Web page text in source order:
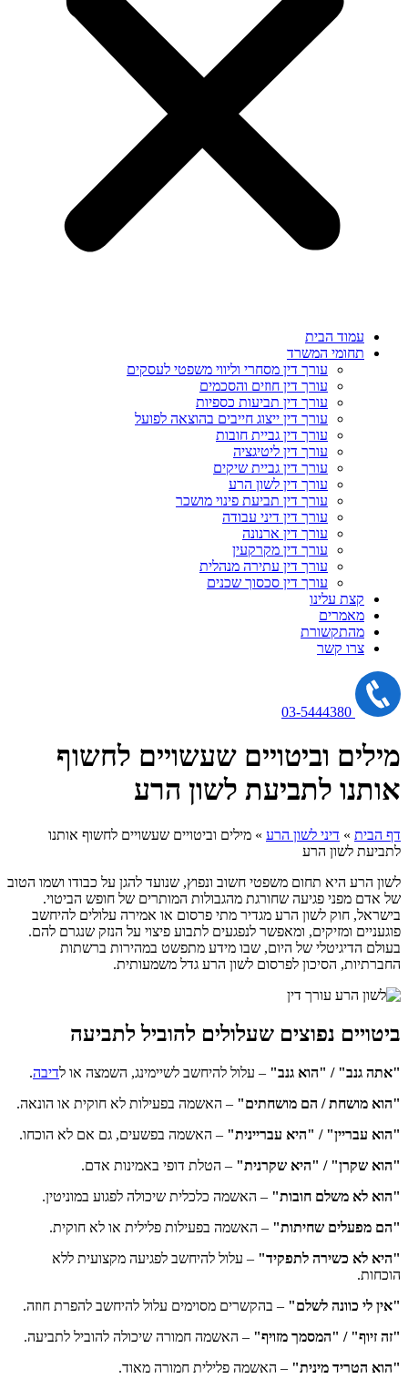
עמוד הבית
תחומי המשרד
עורך דין מסחרי וליווי משפטי לעסקים
עורך דין חוזים והסכמים
עורך דין תביעות כספיות
עורך דין ייצוג חייבים בהוצאה לפועל
עורך דין גביית חובות
עורך דין ליטיגציה
עורך דין גביית שיקים
עורך דין לשון הרע
עורך דין תביעת פינוי מושכר
עורך דין דיני עבודה
עורך דין ארנונה
עורך דין מקרקעין
עורך דין עתירה מנהלית
עורך דין סכסוך שכנים
קצת עלינו
מאמרים
מהתקשורת
צרו קשר
03-5444380
מילים וביטויים שעשויים לחשוף
אותנו לתביעת לשון הרע
דף הבית » דיני לשון הרע » מילים וביטויים שעשויים לחשוף אותנו
לתביעת לשון הרע
לשון הרע היא תחום משפטי חשוב ונפוץ, שנועד להגן על כבודו ושמו הטוב
של אדם מפני פגיעה שחורגת מהגבולות המותרים של חופש הביטוי.
בישראל, חוק לשון הרע מגדיר מתי פרסום או אמירה עלולים להיחשב
פוגעניים ומזיקים, ומאפשר לנפגעים לתבוע פיצוי על הנזק שנגרם להם.
בעולם הדיגיטלי של היום, שבו מידע מתפשט במהירות ברשתות
החברתיות, הסיכון לפרסום לשון הרע גדל משמעותית.
ביטויים נפוצים שעלולים להוביל לתביעה
"אתה גנב" / "הוא גנב" – עלול להיחשב לשיימינג, השמצה או לדיבה.
"הוא מושחת / הם מושחתים" – האשמה בפעילות לא חוקית או הונאה.
"הוא עבריין" / "היא עבריינית" – האשמה בפשעים, גם אם לא הוכחו.
"הוא שקרן" / "היא שקרנית" – הטלת דופי באמינות אדם.
"הוא לא משלם חובות" – האשמה כלכלית שיכולה לפגוע במוניטין.
"הם מפעלים שחיתות" – האשמה בפעילות פלילית או לא חוקית.
"היא לא כשירה לתפקיד" – עלול להיחשב לפגיעה מקצועית ללא
הוכחות.
"אין לי כוונה לשלם" – בהקשרים מסוימים עלול להיחשב להפרת חוזה.
"זה זיוף" / "המסמך מזויף" – האשמה חמורה שיכולה להוביל לתביעה.
"הוא הטריד מינית" – האשמה פלילית חמורה מאוד.